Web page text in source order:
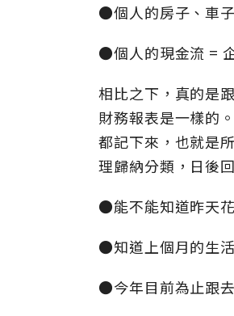
●個人的房子、車
●個人的現金流 =
相比之下，真的是
財務報表是一樣的
都記下來，也就是
理歸納分類，日後
●能不能知道昨天
●知道上個月的生
●今年目前為止跟